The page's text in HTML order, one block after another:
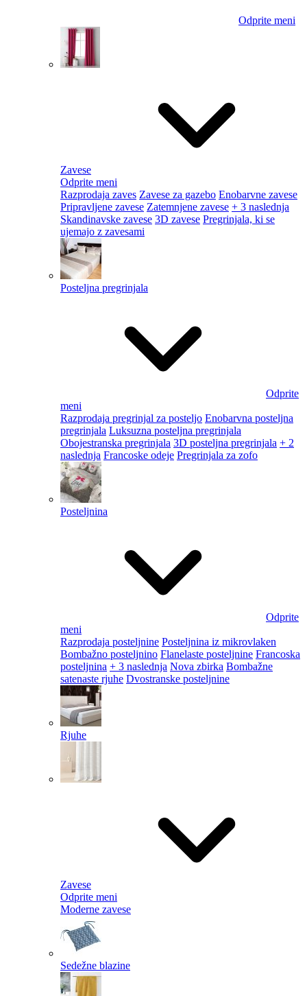
Odprite meni
Zavese
Odprite meni
Razprodaja zaves Zavese za gazebo Enobarvne zavese
Pripravljene zavese Zatemnjene zavese + 3 naslednja
Skandinavske zavese 3D zavese Pregrinjala, ki se
ujemajo z zavesami
Posteljna pregrinjala
Odprite
meni
Razprodaja pregrinjal za posteljo Enobarvna posteljna
pregrinjala Luksuzna posteljna pregrinjala
Obojestranska pregrinjala 3D posteljna pregrinjala + 2
naslednja Francoske odeje Pregrinjala za zofo
Posteljnina
Odprite
meni
Razprodaja posteljnine Posteljnina iz mikrovlaken
Bombažno posteljnino Flanelaste posteljnine Francoska
posteljnina + 3 naslednja Nova zbirka Bombažne
satenaste rjuhe Dvostranske posteljnine
Rjuhe
Zavese
Odprite meni
Moderne zavese
Sedežne blazine